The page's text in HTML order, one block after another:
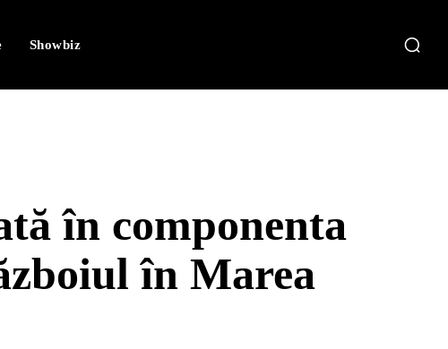
Showbiz
în componenta
în Marea